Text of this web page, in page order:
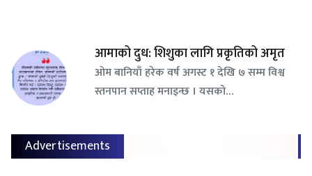
आमाको दुध: शिशुका लागि प्रकृतिको अमृत
ओम बानियाँ हरेक वर्ष अगस्ट १ देखि ७ सम्म विश्व
स्तनपान सप्ताह मनाइन्छ । यसको…
Advertisements